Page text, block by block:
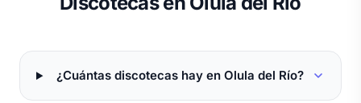
¿Cuántas discotecas hay en Olula del Río?